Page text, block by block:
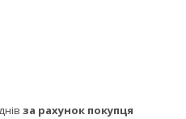
за рахунок покупця